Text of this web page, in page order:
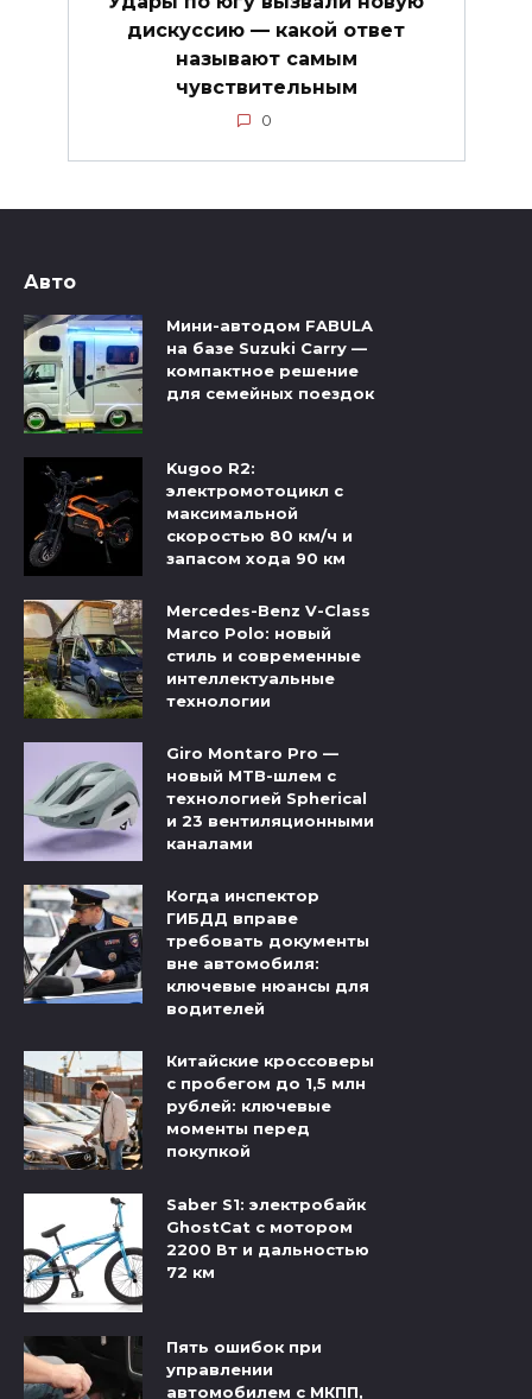
дискуссию — какой ответ
называют самым
чувствительным
0
Авто
Мини-автодом FABULA
на базе Suzuki Carry —
компактное решение
для семейных поездок
Kugoo R2:
электромотоцикл с
максимальной
скоростью 80 км/ч и
запасом хода 90 км
Mercedes-Benz V-Class
Marco Polo: новый
стиль и современные
интеллектуальные
технологии
Giro Montaro Pro —
новый MTB-шлем с
технологией Spherical
и 23 вентиляционными
каналами
Когда инспектор
ГИБДД вправе
требовать документы
вне автомобиля:
ключевые нюансы для
водителей
Китайские кроссоверы
с пробегом до 1,5 млн
рублей: ключевые
моменты перед
покупкой
Saber S1: электробайк
GhostCat с мотором
2200 Вт и дальностью
72 км
Пять ошибок при
управлении
автомобилем с МКПП,